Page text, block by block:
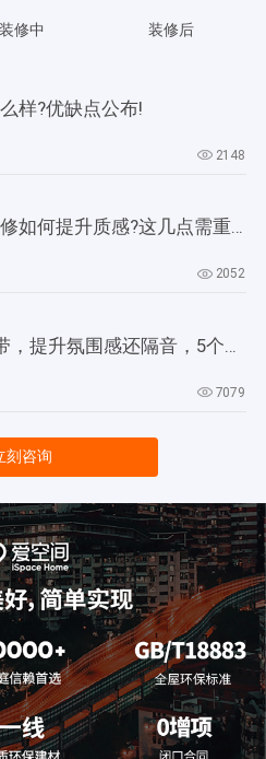
装修中 装修后
样?优缺点公布!
2148
装修之家装修如何提升质感?这几点需重视起来
2052
7079
刻咨询